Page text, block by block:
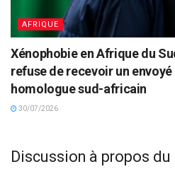
AFRIQUE
Xénophobie en Afrique du
refuse de recevoir un
homologue sud-africain
30/07/2026
Discussion à propos